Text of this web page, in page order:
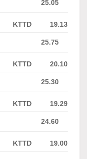
25.05
KTTD 19.13
25.75
KTTD 20.10
25.30
KTTD 19.29
24.60
KTTD 19.00